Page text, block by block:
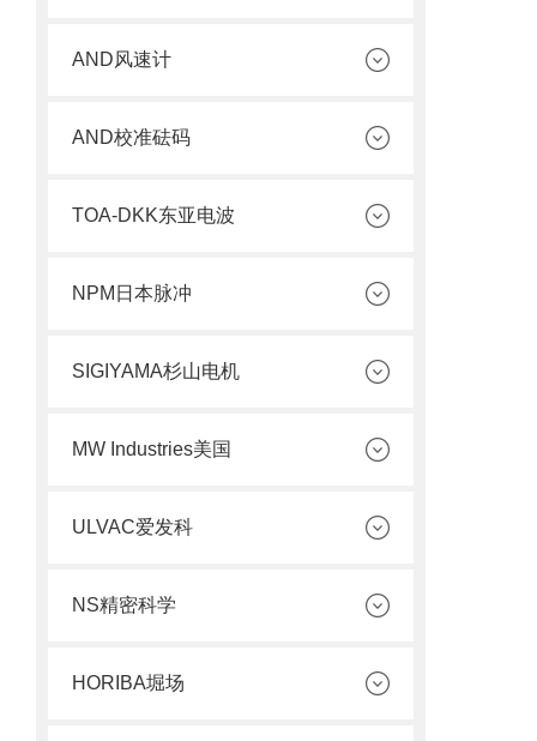
AND风速计
AND校准砝码
TOA-DKK东亚电波
NPM日本脉冲
SIGIYAMA杉山电机
MW Industries美国
ULVAC爱发科
NS精密科学
HORIBA堀场